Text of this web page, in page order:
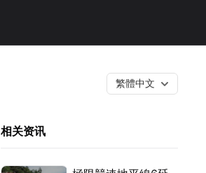
繁體中文
相关资讯